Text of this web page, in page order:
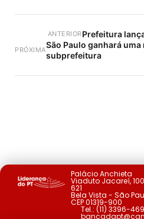
ANTERIORPrefeitura
PRÓXIMASão Paulo ganhará
subprefeitura
Palácio Anchieta
Viaduto Jacareí,
621
Bela Vista - São
CEP 01319-900
Tel.: (11) 3396-